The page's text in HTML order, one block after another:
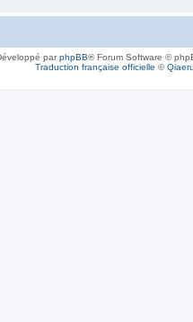
parphpBB® Forum Software ©
Traduction française officielle ©Qiaeru